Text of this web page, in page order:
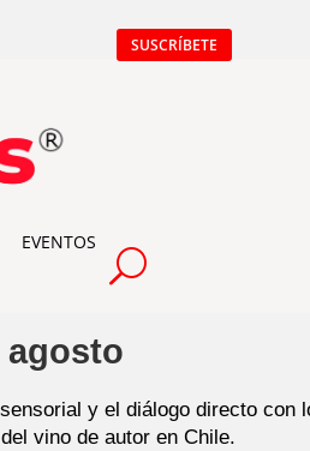
SUSCRÍBETE
EVENTOS
agosto
y el diálogo directo con
vino de autor en Chile.